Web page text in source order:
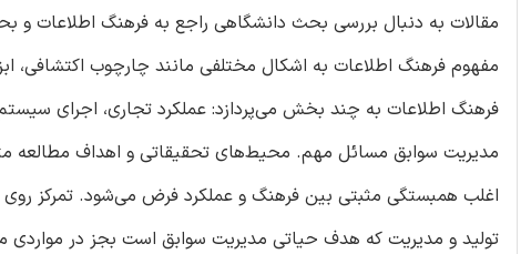
مقالات به دنبال بررسی بحث دانشگاهی راجع به فرهنگ اطلاعات
مفهوم فرهنگ اطلاعات به اشکال مختلفی مانند چارچوب اکتشافی،
فرهنگ اطلاعات به چند بخش می‌پردازد: عملکرد تجاری، اجرای
مدیریت سوابق مسائل مهم. محیط‌های تحقیقاتی و اهداف مطالعه
اغلب همبستگی مثبتی بین فرهنگ و عملکرد فرض می‌شود. تمرکز روی
تولید و مدیریت که هدف حیاتی مدیریت سوابق است بجز در مواردی